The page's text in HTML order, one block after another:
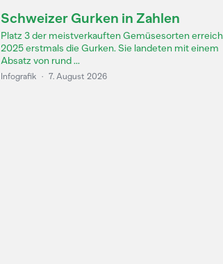
Schweizer Gurken in Zahlen
Platz 3 der meistverkauften Gemüsesorten
2025 erstmals die Gurken. Sie landeten mit einem
Absatz von rund ...
Infografik · 7. August 2026